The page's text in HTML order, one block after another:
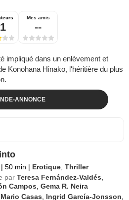
Mes amis
--
impliqué dans un enlèvement et
Konohana Hinako, l'héritière du plus
ANNONCE
| 50 min | Erotique,Thriller
par Teresa Fernández-Valdés,
Campos,Gema R. Neira
Mario Casas, Ingrid García-Jonsson,